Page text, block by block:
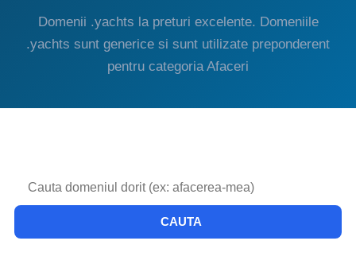
Domenii .yachts la preturi excelente. Domeniile
.yachts sunt generice si sunt utilizate preponderent
pentru categoria Afaceri
CAUTA